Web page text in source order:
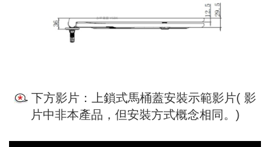
下方影片：上鎖式馬桶蓋安裝示範影片( 影
片中非本產品，但安裝方式概念相同。)